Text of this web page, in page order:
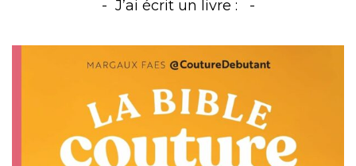
J’ai écrit un livre :